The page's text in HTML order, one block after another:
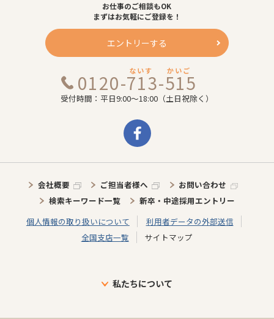
お仕事のご相談もOK
まずはお気軽にご登録を！
エントリーする
0120-713-515
ないす かいご
受付時間：平日9:00～18:00（土日祝除く）
会社概要 ご担当者様へ
お問い合わせ
検索キーワード一覧
新卒・中途採用エントリー
個人情報の取り扱いについて
利用者データの外部送信
全国支店一覧
サイトマップ
私たちについて